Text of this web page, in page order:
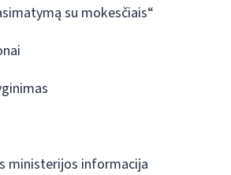
su mokesčiais“
ministerijos informacija